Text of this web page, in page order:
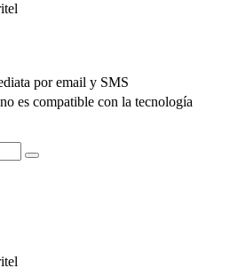
por email y SMS
es compatible con la tecnología